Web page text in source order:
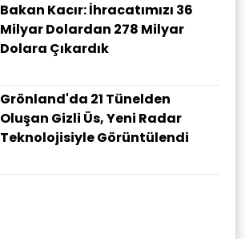
Bakan Kacır: İhracatımızı 36
Milyar Dolardan 278 Milyar
Dolara Çıkardık
Grönland'da 21 Tünelden
Oluşan Gizli Üs, Yeni Radar
Teknolojisiyle Görüntülendi